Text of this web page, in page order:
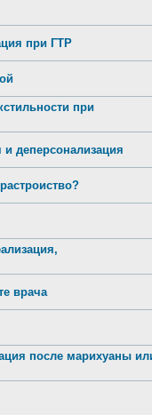
при ГТР
при
деперсонализация
врача
после марихуаны